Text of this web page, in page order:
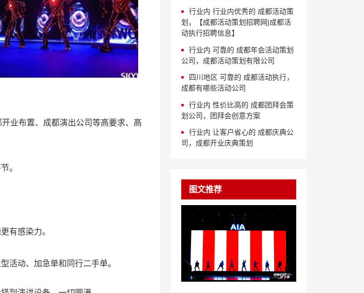
业布置、成都演出公司等高要求、高
。
有感染力。
活动、加急单和同行二手单。
行业内 行业内优秀的 成都活动策
划，【成都活动策划招聘网|成都活
动执行招聘信息】
行业内 可靠的 成都年会活动策划
公司，成都活动策划有限公司
四川地区 可靠的 成都活动执行，
成都有哪些活动公司
行业内 性价比高的 成都团拜会策
划公司，团拜会创意方案
行业内 让客户省心的 成都庆典公
司，成都开业庆典策划
图文推荐